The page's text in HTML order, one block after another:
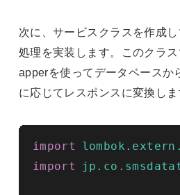
次に、サービスクラスを作成
処理を実装します。このクラ
apperを使ってデータベースか
に応じてレスポンスに変換しま
import
import